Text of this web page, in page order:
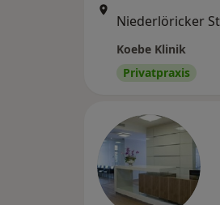
Koebe Klinik
Privatpraxis